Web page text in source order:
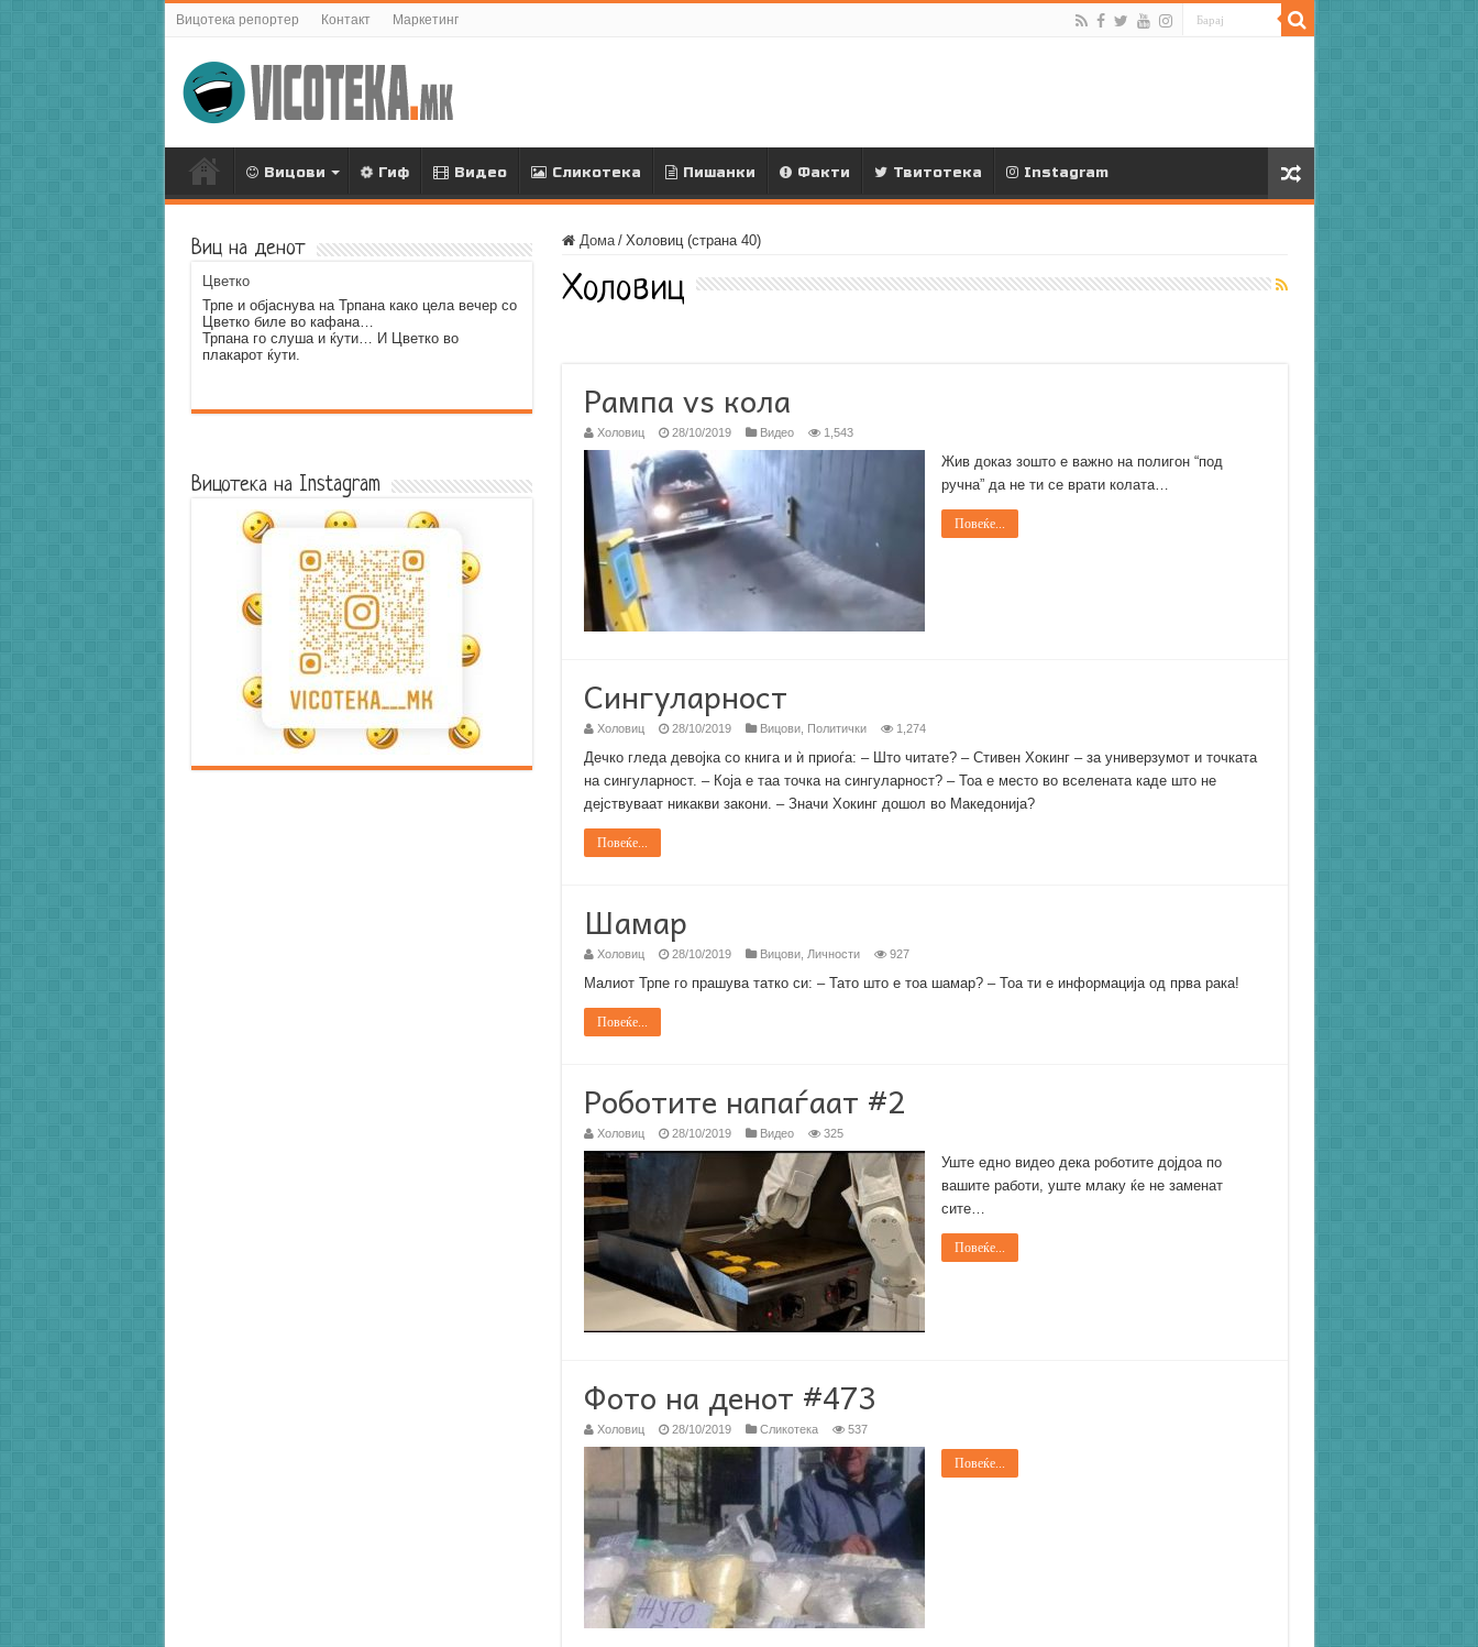
Вицотека репортер Контакт Маркетинг
Вицови Гиф Видео Сликотека Пишанки Факти Твитотека Instagram
Дома / Холовиц (страна 40)
Холовиц
Рампа vs кола
Холовиц 28/10/2019 Видео 1,543
Жив доказ зошто е важно на полигон “под
ручна” да не ти се врати колата…
Повеќе...
Сингуларност
Холовиц 28/10/2019 Вицови, Политички 1,274
Дечко гледа девојка со книга и ѝ приоѓа: – Што читате? – Стивен Хокинг – за универзумот и точката
на сингуларност. – Која е таа точка на сингуларност? – Тоа е место во вселената каде што не
дејствуваат никакви закони. – Значи Хокинг дошол во Македонија?
Повеќе...
Шамар
Холовиц 28/10/2019 Вицови, Личности 927
Малиот Трпе го прашува татко си: – Тато што е тоа шамар? – Тоа ти е информација од прва рака!
Повеќе...
Роботите напаѓаат #2
Холовиц 28/10/2019 Видео 325
Уште едно видео дека роботите дојдоа по
вашите работи, уште млаку ќе не заменат
сите…
Повеќе...
Фото на денот #473
Холовиц 28/10/2019 Сликотека 537
Повеќе...
Виц на денот
Цветко
Трпе и објаснува на Трпана како цела вечер со
Цветко биле во кафана…
Трпана го слуша и ќути… И Цветко во
плакарот ќути.
Вицотека на Instagram